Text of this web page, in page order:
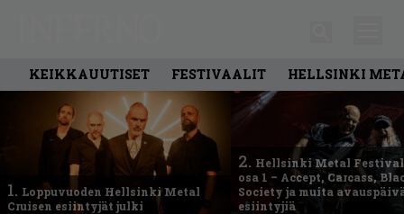
KEIKKAUUTISET FESTIVAALIT HELLSINKI
1. Loppuvuoden Hellsinki Metal
Cruisen esiintyjät julki
2. Hellsinki Metal
osa 1 – Accept, Carcass,
Society ja muita
esiintyjiä